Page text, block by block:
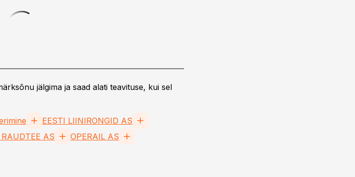
jälgima ja saad alati teavituse, kui sel
EESTI LIINIRONGID AS
AS OPERAIL AS